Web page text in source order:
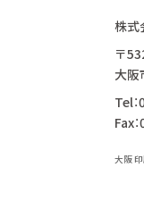
株式
〒
大阪
Tel
Fax
大阪